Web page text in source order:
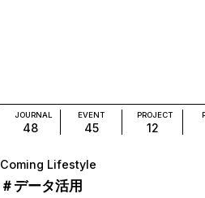
JOURNAL
48
EVENT
45
PROJECT
12
Coming Lifestyle
＃データ活用